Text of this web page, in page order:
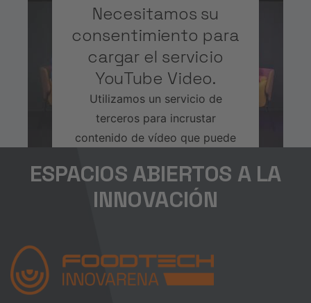
Necesitamos su
consentimiento para
cargar el servicio
YouTube Video.
Utilizamos un servicio de
terceros para incrustar
contenido de vídeo que puede
actividad. Le rogamos que
revise los detalles y acepte el
Más información
Aceptar
ESPACIOS ABIERTOS A LA
INNOVACIÓN